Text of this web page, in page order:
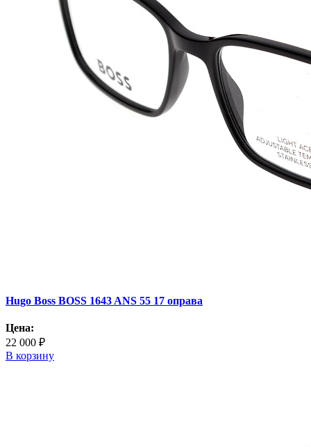
Hugo Boss BOSS 1643 ANS 55 17 оправа
Цена:
22 000 ₽
В корзину